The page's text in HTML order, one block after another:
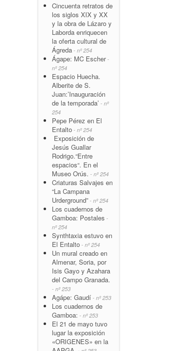
Cincuenta retratos de
los siglos XIX y XX
y la obra de Lázaro y
Laborda enriquecen
la oferta cultural de
Ágreda - nº 254
Ágape: MC Escher-
nº 254
Espacio Huecha.
Alberite de S.
Juan:’Inauguración
de la temporada’ - nº
254
Pepe Pérez en El
Entalto - nº 254
Exposición de
Jesús Guallar
Rodrigo.“Entre
espacios“. En el
Museo Orús. - nº 254
Criaturas Salvajes en
“La Campana
Urderground” - nº 254
Los cuadernos de
Gamboa: Postales -
nº 254
Synthtaxia estuvo en
El Entalto - nº 254
Un mural creado en
Almenar, Soria, por
Isis Gayo y Azahara
del Campo Granada.
- nº 253
Agápe: Gaudí - nº 253
Los cuadernos de
Gamboa: - nº 253
El 21 de mayo tuvo
lugar la exposición
«ORIGENES» en la